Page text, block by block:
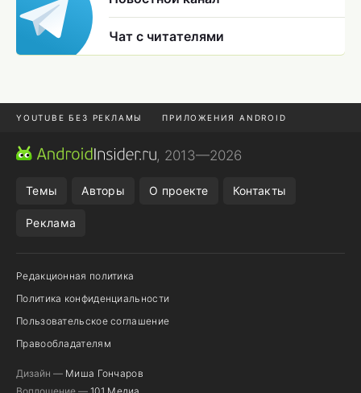
Чат с читателями
YOUTUBE БЕЗ РЕКЛАМЫ ПРИЛОЖЕНИЯ ANDROID
МЕССЕНДЖЕРЫ ONE UI 8.5
, 2013—2026
Темы Авторы О проекте Контакты
Реклама
Редакционная политика
Политика конфиденциальности
Пользовательское соглашение
Правообладателям
Дизайн — Миша Гончаров